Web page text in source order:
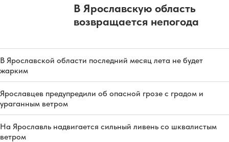
В Ярославскую область
возвращается непогода
В Ярославской области последний месяц лета не будет
жарким
Ярославцев предупредили об опасной грозе с градом и
ураганным ветром
На Ярославль надвигается сильный ливень со шквалистым
ветром